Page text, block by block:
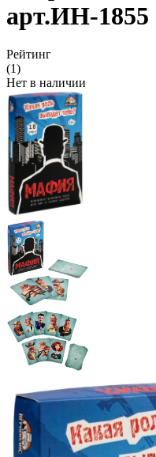
арт.ИН-1855
Рейтинг
(1)
Нет в наличии